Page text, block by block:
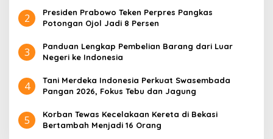
2
Presiden Prabowo Teken Perpres Pangkas
Potongan Ojol Jadi 8 Persen
3
Panduan Lengkap Pembelian Barang dari Luar
Negeri ke Indonesia
4
Tani Merdeka Indonesia Perkuat Swasembada
Pangan 2026, Fokus Tebu dan Jagung
5
Korban Tewas Kecelakaan Kereta di Bekasi
Bertambah Menjadi 16 Orang